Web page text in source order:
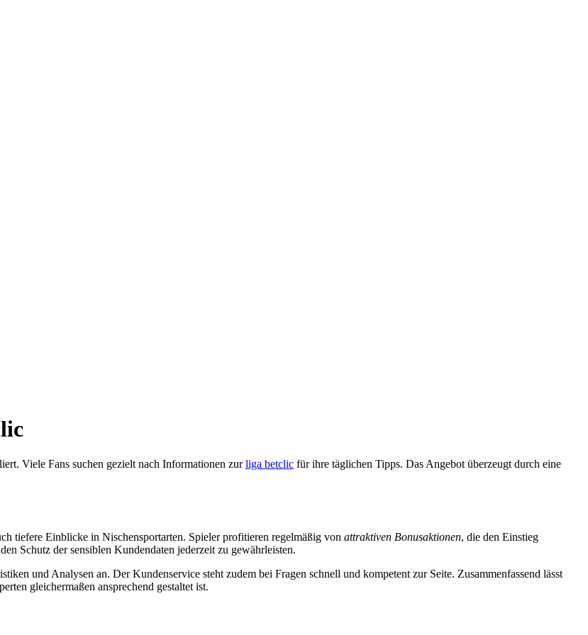
Viele Fans suchen gezielt nach Informationen zurliga betclic für ihre täglichen Tipps. Das Angebot überzeugt durch eine
tiefere Einblicke in Nischensportarten. Spieler profitieren regelmäßig von attraktiven Bonusaktionen, die den Einstieg
Schutz der sensiblen Kundendaten jederzeit zu gewährleisten.
und Analysen an. Der Kundenservice steht zudem bei Fragen schnell und kompetent zur Seite. Zusammenfassend lässt
gleichermaßen ansprechend gestaltet ist.